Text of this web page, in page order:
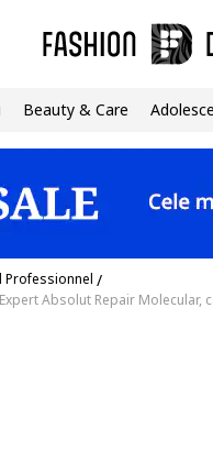
Beauty & Care
Professionnel /
Absolut Repair